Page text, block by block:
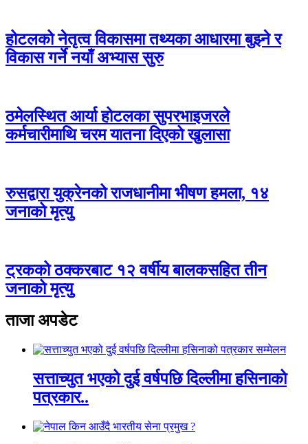
होटलको नेतृत्व विकासमा तथ्यका आधारमा बुझ्ने र
विकास गर्ने नयाँ अभ्यास सुरु
ठमेलस्थित आर्या होटलका सुपरभाइजरले
कर्मचारीमाथि चरम यातना दिएको खुलासा
रुसद्वारा युक्रेनको राजधानीमा भीषण हमला, १४
जनाको मृत्यु
ट्रकको ठक्करबाट १२ वर्षीय बालकसहित तीन
जनाको मृत्यु
ताजा अपडेट
सत्ताच्युत भएको दुई वर्षपछि दिल्लीमा हसिनाको
पत्रकार..